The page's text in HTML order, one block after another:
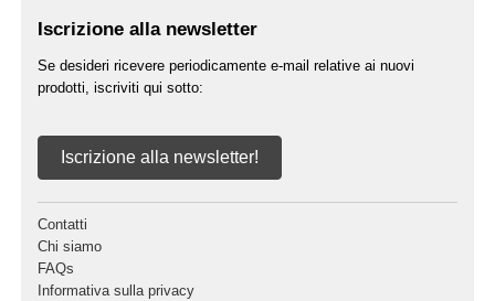
Iscrizione alla newsletter
Se desideri ricevere periodicamente e-mail relative ai nuovi
prodotti, iscriviti qui sotto:
Iscrizione alla newsletter!
Contatti
Chi siamo
FAQs
Informativa sulla privacy